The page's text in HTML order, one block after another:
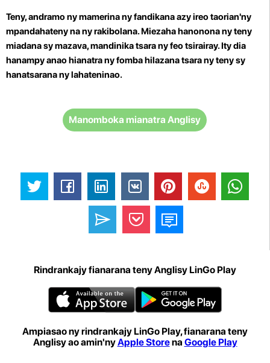
Teny, andramo ny mamerina ny fandikana azy ireo taorian'ny
mpandahateny na ny rakibolana. Miezaha hanonona ny teny
miadana sy mazava, mandinika tsara ny feo tsirairay. Ity dia
hanampy anao hianatra ny fomba hilazana tsara ny teny sy
hanatsarana ny lahateninao.
Manomboka mianatra Anglisy
Rindrankajy fianarana teny Anglisy LinGo Play
Ampiasao ny rindrankajy LinGo Play, fianarana teny
Anglisy ao amin'nyApple Storena Google Play